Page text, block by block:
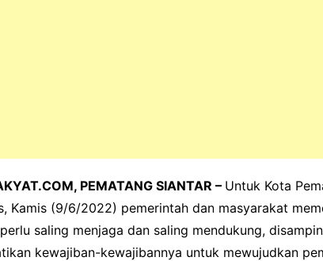
PEMATANG SIANTAR – Untuk Kota
Kamis (9/6/2022) pemerintah dan masyarakat
saling menjaga dan saling mendukung,
kewajiban-kewajibannya untuk mewujudkan